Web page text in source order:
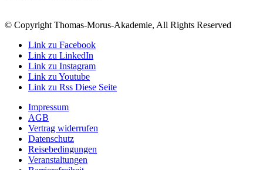
© Copyright Thomas-Morus-Akademie, All Rights Reserved
Link zu Facebook
Link zu LinkedIn
Link zu Instagram
Link zu Youtube
Link zu Rss Diese Seite
Impressum
AGB
Vertrag widerrufen
Datenschutz
Reisebedingungen
Veranstaltungen